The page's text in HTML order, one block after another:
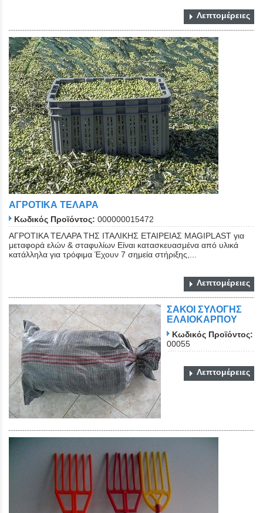
Λεπτομέρειες
ΑΓΡΟΤΙΚΑ ΤΕΛΑΡΑ
Κωδικός Προϊόντος: 000000015472
ΑΓΡΟΤΙΚΑ ΤΕΛΑΡΑ ΤΗΣ ΙΤΑΛΙΚΗΣ ΕΤΑΙΡΕΙΑΣ MAGIPLAST για
μεταφορά ελών & σταφυλίων Είναι κατασκευασμένα από υλικά
κατάλληλα για τρόφιμα Έχουν 7 σημεία στήριξης,...
Λεπτομέρειες
ΣΑΚΟΙ ΣΥΛΟΓΗΣ
ΕΛΑΙΟΚΑΡΠΟΥ
Κωδικός Προϊόντος:
00055
Λεπτομέρειες